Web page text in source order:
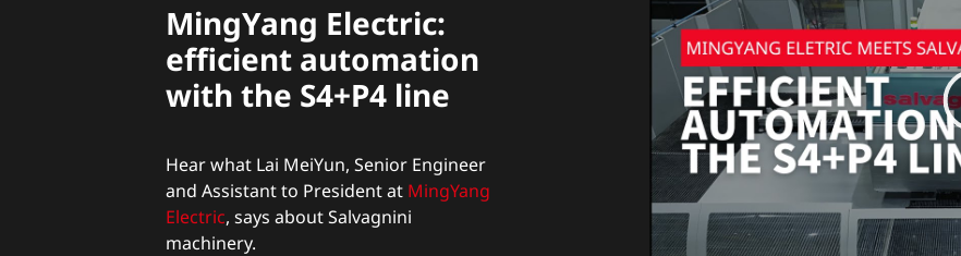
MingYang Electric:
efficient automation
with the S4+P4 line
Hear what Lai MeiYun, Senior Engineer
and Assistant to President at MingYang
Electric, says about Salvagnini
machinery.